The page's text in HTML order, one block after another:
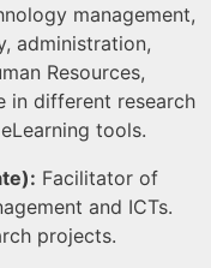
management,
administration,
Resources,
in different research
tools.
Facilitator of
and ICTs.
projects.